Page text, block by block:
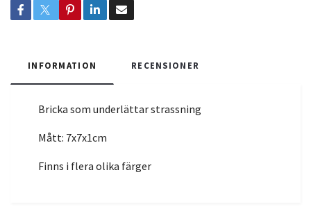
INFORMATION RECENSIONER
Bricka som underlättar strassning
Mått: 7x7x1cm
Finns i flera olika färger